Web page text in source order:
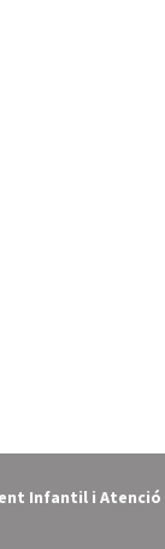
Infantil i Atenció